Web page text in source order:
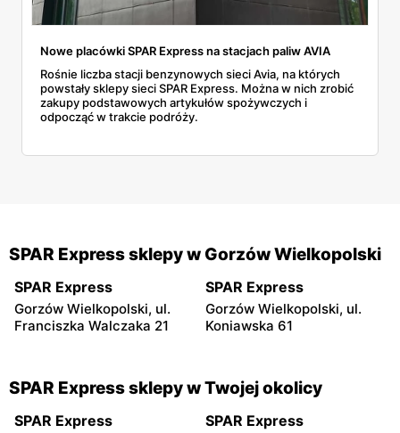
Nowe placówki SPAR Express na stacjach paliw AVIA
Rośnie liczba stacji benzynowych sieci Avia, na których
powstały sklepy sieci SPAR Express. Można w nich zrobić
zakupy podstawowych artykułów spożywczych i
odpocząć w trakcie podróży.
SPAR Express sklepy w Gorzów Wielkopolski
SPAR Express
Gorzów Wielkopolski, ul.
Franciszka Walczaka 21
SPAR Express
Gorzów Wielkopolski, ul.
Koniawska 61
SPAR Express sklepy w Twojej okolicy
SPAR Express SPAR Express